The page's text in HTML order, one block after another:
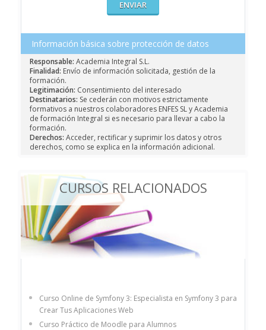
Información básica sobre protección de datos
Responsable: Academia Integral S.L.
Finalidad: Envío de información solicitada, gestión de la
formación.
Legitimación: Consentimiento del interesado
Destinatarios: Se cederán con motivos estrictamente
formativos a nuestros colaboradores ENFES SL y Academia
de formación Integral si es necesario para llevar a cabo la
formación.
Derechos: Acceder, rectificar y suprimir los datos y otros
derechos, como se explica en la información adicional.
CURSOS RELACIONADOS
Curso Online de Symfony 3: Especialista en Symfony 3 para
Crear Tus Aplicaciones Web
Curso Práctico de Moodle para Alumnos